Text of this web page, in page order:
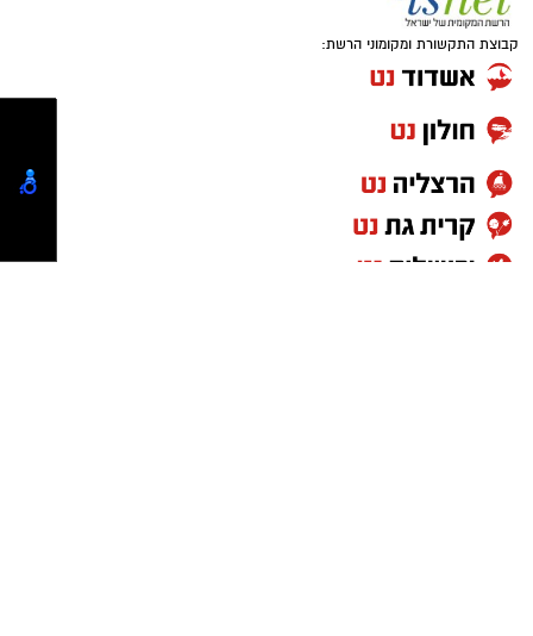
אתמול הובא החשוד לדיון בהארכת מעצרו. בית
המשפט האריך את מעצרו.
קבוצת התקשורת ומקומוני הרשת: